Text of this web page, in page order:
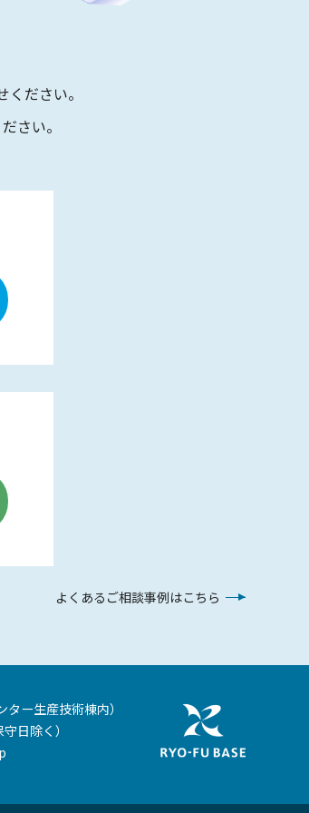
ださい。
さい。
よくあるご相談事例はこちら
ター生産技術棟内）
日除く）